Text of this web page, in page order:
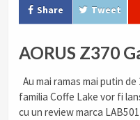
Share Tweet
AORUS Z370
Au mai ramas mai putin
familia Coffe Lake vor fi
cu un review marca